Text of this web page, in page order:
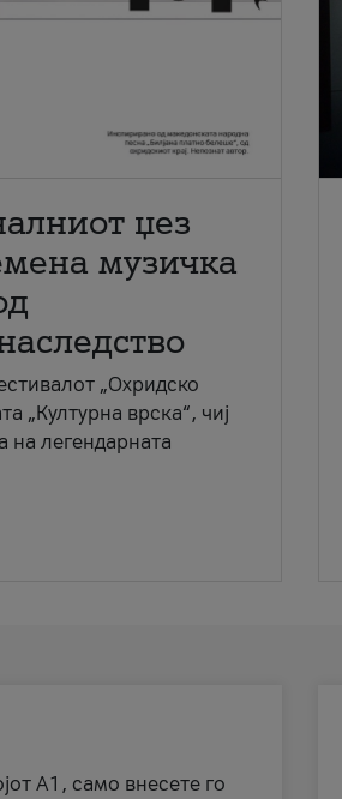
џез
музичка
„Охридско
„Културна врска“, чиј
на легендарната
А1, само внесете го